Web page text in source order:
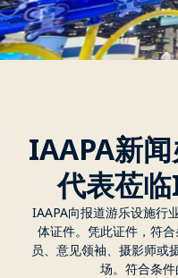
IAAPA新
代表莅
IAAPA向报道游乐设施行
体证件。凭此证件，符
员、意见领袖、摄影师或
场。符合条件